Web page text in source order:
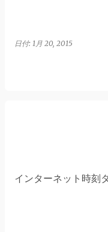
日付: 1月 20, 2015
インターネット時刻